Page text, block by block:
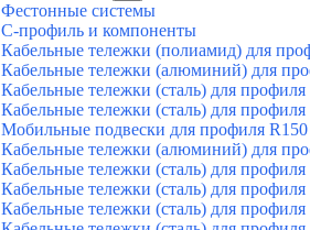
Фестонные системы
С-профиль и компоненты
Кабельные тележки (полиамид) для
Кабельные тележки (алюминий) для
Кабельные тележки (сталь) для профиля
Кабельные тележки (сталь) для
Мобильные подвески для профиля R150
Кабельные тележки (алюминий) для
Кабельные тележки (сталь) для профиля
Кабельные тележки (сталь) для
Кабельные тележки (сталь) для профиля